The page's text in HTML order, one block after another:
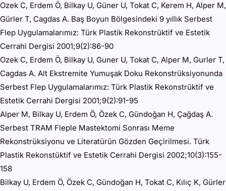
Ozek C, Erdem Ö, Bilkay U, Güner U, Tokat C, Kerem H, Alper M,
Gürler T, Cagdas A. Baş Boyun Bölgesindeki 9 yıllık Serbest
Flep Uygulamalarımız: Türk Plastik Rekonstrüktif ve Estetik
Cerrahi Dergisi 2001;9(2):86-90
Ozek C, Erdem Ö, Bilkay U, Guner U, Tokat C, Alper M, Gurler T,
Cagdas A. Alt Ekstremite Yumuşak Doku Rekonstrüksiyonunda
Serbest Flep Uygulamalarımız: Türk Plastik Rekonstrüktif ve
Estetik Cerrahi Dergisi 2001;9(2):91-95
Alper M, Bilkay U, Erdem Ö, Özek C, Gündoğan H, Çağdaş A.
Serbest TRAM Fleple Mastektomi Sonrası Meme
Rekonstrüksiyonu ve Literatürün Gözden Geçirilmesi. Türk
Plastik Rekonstüktif ve Estetik Cerrahi Dergisi 2002;10(3):155-
158
Bilkay U, Erdem Ö, Özek C, Gündoğan H, Tokat C, Kılıç K, Gürler